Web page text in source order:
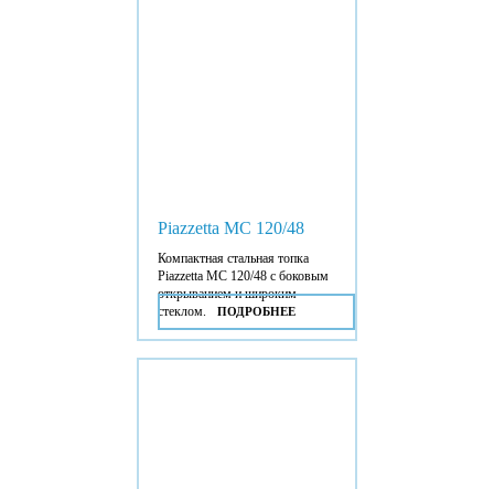
Piazzetta MC 120/48
Компактная стальная топка
Piazzetta MC 120/48 с боковым
открыванием и широким
стеклом.
ПОДРОБНЕЕ